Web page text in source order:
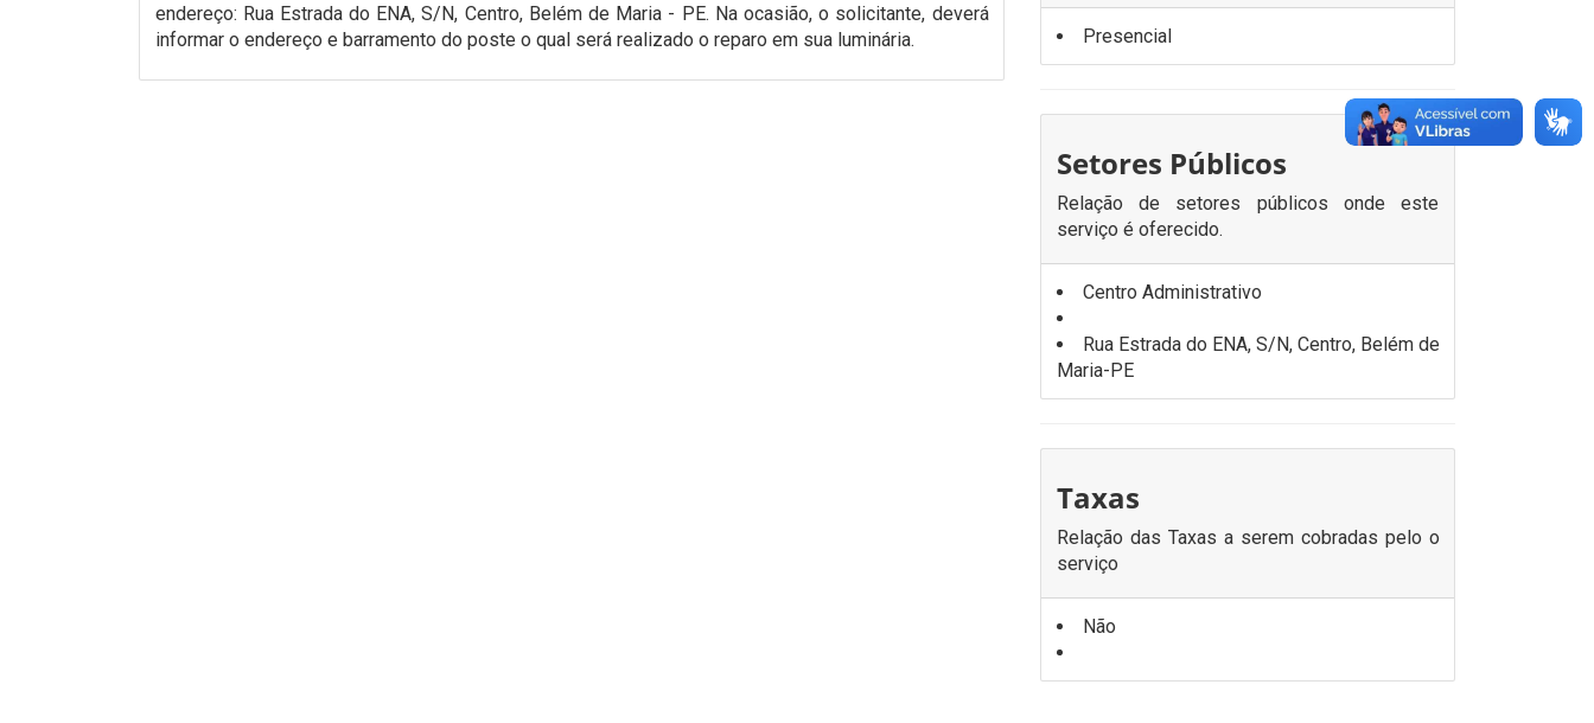
endereço: Rua Estrada do ENA, S/N, Centro, Belém de Maria - PE. Na ocasião, o solicitante, deverá
informar o endereço e barramento do poste o qual será realizado o reparo em sua luminária.
Presencial
Setores Públicos
Relação de setores públicos onde este
serviço é oferecido.
Centro Administrativo
Rua Estrada do ENA, S/N, Centro, Belém de
Maria-PE
Taxas
Relação das Taxas a serem cobradas pelo o
serviço
Não